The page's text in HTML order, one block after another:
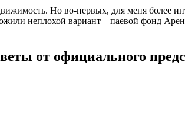
Но во-первых, для меня более
неплохой вариант – паевой фонд
от официального